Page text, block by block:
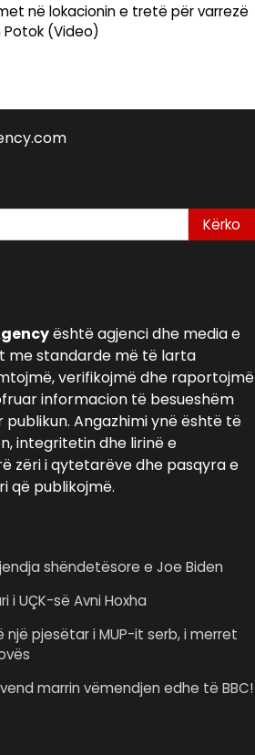
në lokacionin e tretë për varrezë
Potok (Video)
është agjenci dhe media e
me standarde më të larta
verifikojmë dhe raportojmë
informacion të besueshëm
Angazhimi ynë është të
integritetin dhe lirinë e
zëri i qytetarëve dhe pasqyra e
që publikojmë.
shëndetësore e Joe Biden
i UÇK-së Avni Hoxha
një pjesëtar i MUP-it serb, i merret
marrin vëmendjen edhe të BBC!